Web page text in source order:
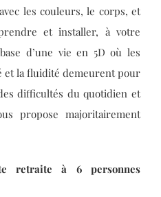
les couleurs, le corps, et
et installer, à votre
d’une vie en 5D où les
et la fluidité demeurent pour
difficultés du quotidien et
propose majoritairement
retraite à 6 personnes